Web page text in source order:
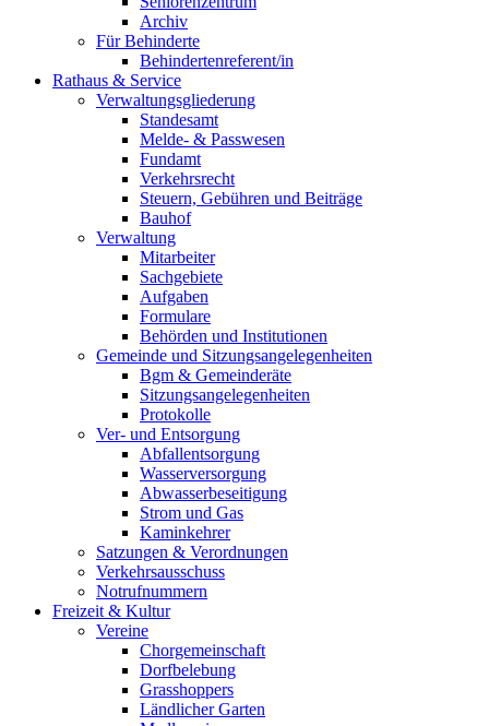
Archiv
Für Behinderte
Behindertenreferent/in
Rathaus & Service
Verwaltungsgliederung
Standesamt
Melde- & Passwesen
Fundamt
Verkehrsrecht
Steuern, Gebühren und Beiträge
Bauhof
Verwaltung
Mitarbeiter
Sachgebiete
Aufgaben
Formulare
Behörden und Institutionen
Gemeinde und Sitzungsangelegenheiten
Bgm & Gemeinderäte
Sitzungsangelegenheiten
Protokolle
Ver- und Entsorgung
Abfallentsorgung
Wasserversorgung
Abwasserbeseitigung
Strom und Gas
Kaminkehrer
Satzungen & Verordnungen
Verkehrsausschuss
Notrufnummern
Freizeit & Kultur
Vereine
Chorgemeinschaft
Dorfbelebung
Grasshoppers
Ländlicher Garten